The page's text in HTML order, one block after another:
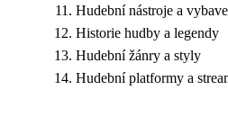
Hudební nástroje a
Historie hudby a legendy
Hudební žánry a styly
Hudební platformy a